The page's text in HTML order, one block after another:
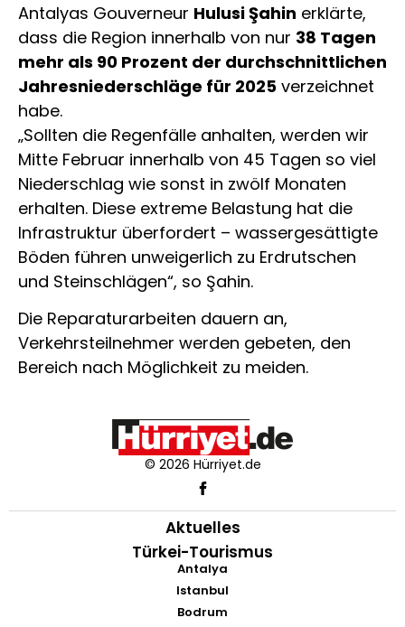
Antalyas Gouverneur Hulusi Şahin erklärte,
dass die Region innerhalb von nur 38 Tagen
mehr als 90 Prozent der durchschnittlichen
Jahresniederschläge für 2025 verzeichnet
habe.
„Sollten die Regenfälle anhalten, werden wir
Mitte Februar innerhalb von 45 Tagen so viel
Niederschlag wie sonst in zwölf Monaten
erhalten. Diese extreme Belastung hat die
Infrastruktur überfordert – wassergesättigte
Böden führen unweigerlich zu Erdrutschen
und Steinschlägen“, so Şahin.
Die Reparaturarbeiten dauern an,
Verkehrsteilnehmer werden gebeten, den
Bereich nach Möglichkeit zu meiden.
© 2026 Hürriyet.de
Aktuelles
Türkei-Tourismus
Antalya
Istanbul
Bodrum